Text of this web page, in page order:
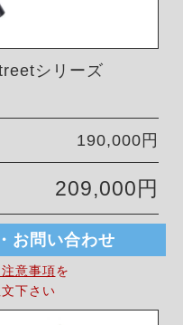
シリーズ
190,000円
209,000円
お問い合わせ
意事項を
下さい